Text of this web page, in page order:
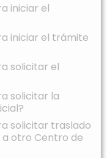
iniciar el
iniciar el trámite
solicitar el
solicitar la
solicitar traslado
otro Centro de